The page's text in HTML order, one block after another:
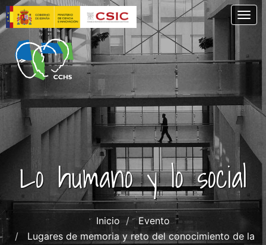
Pasar
al
contenido
principal
Lo humano y lo social
Inicio
Evento
Lugares de memoria y reto del conocimiento de la